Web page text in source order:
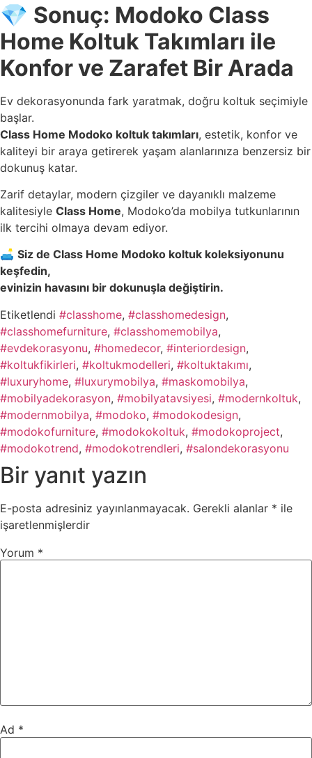
💎 Sonuç: Modoko Class
Home Koltuk Takımları ile
Konfor ve Zarafet Bir Arada
Ev dekorasyonunda fark yaratmak, doğru koltuk seçimiyle
başlar.
Class Home Modoko koltuk takımları, estetik, konfor ve
kaliteyi bir araya getirerek yaşam alanlarınıza benzersiz bir
dokunuş katar.
Zarif detaylar, modern çizgiler ve dayanıklı malzeme
kalitesiyle Class Home, Modoko’da mobilya tutkunlarının
ilk tercihi olmaya devam ediyor.
🛋️ Siz de Class Home Modoko koltuk koleksiyonunu
keşfedin,
evinizin havasını bir dokunuşla değiştirin.
Etiketlendi #classhome, #classhomedesign,
#classhomefurniture, #classhomemobilya,
#evdekorasyonu, #homedecor, #interiordesign,
#koltukfikirleri, #koltukmodelleri, #koltuktakımı,
#luxuryhome, #luxurymobilya, #maskomobilya,
#mobilyadekorasyon, #mobilyatavsiyesi, #modernkoltuk,
#modernmobilya, #modoko, #modokodesign,
#modokofurniture, #modokokoltuk, #modokoproject,
#modokotrend, #modokotrendleri, #salondekorasyonu
Bir yanıt yazın
E-posta adresiniz yayınlanmayacak. Gerekli alanlar * ile
işaretlenmişlerdir
Yorum *
Ad *